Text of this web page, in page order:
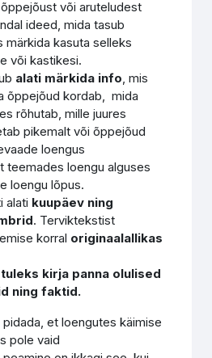
või aruteludest
ideed, mida tasub
märkida kasuta selleks
või kastikesi.
alati märkida info, mis
õppejõud kordab, mida
rõhutab, mille juures
pikemalt või õppejõud
loengus
teemades loengu alguses
loengu lõpus.
alati kuupäev ning
. Terviktekstist
korral originaalallikas
kirja panna olulised
ning faktid.
et loengutes käimise
pole vaid